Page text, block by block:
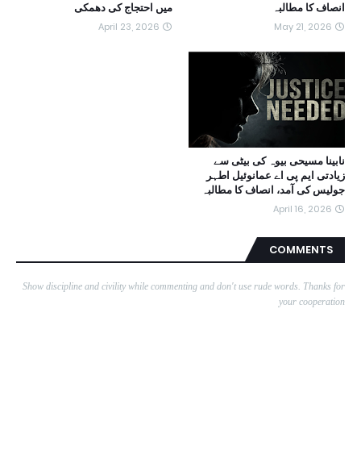
انصاف کا مطالبہ
May 21, 2026
میں احتجاج کی دھمکی
April 23, 2026
نابینا مسیحی بیوہ کی بیٹی سے
زیادتی ایم پی اے عمانوئیل اطہر
جولیس کی آمد، انصاف کا مطالبہ
April 16, 2026
COMMENTS
Show discipline and civility while commenting and don't use rude words. Thanks for
your cooperation